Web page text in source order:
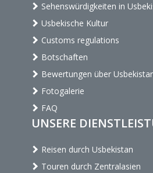
Sehenswürdigkeiten in
Usbekische Kultur
Customs regulations
Botschaften
Bewertungen über
Fotogalerie
FAQ
UNSERE
Reisen durch Usbekistan
Touren durch Zentralasien